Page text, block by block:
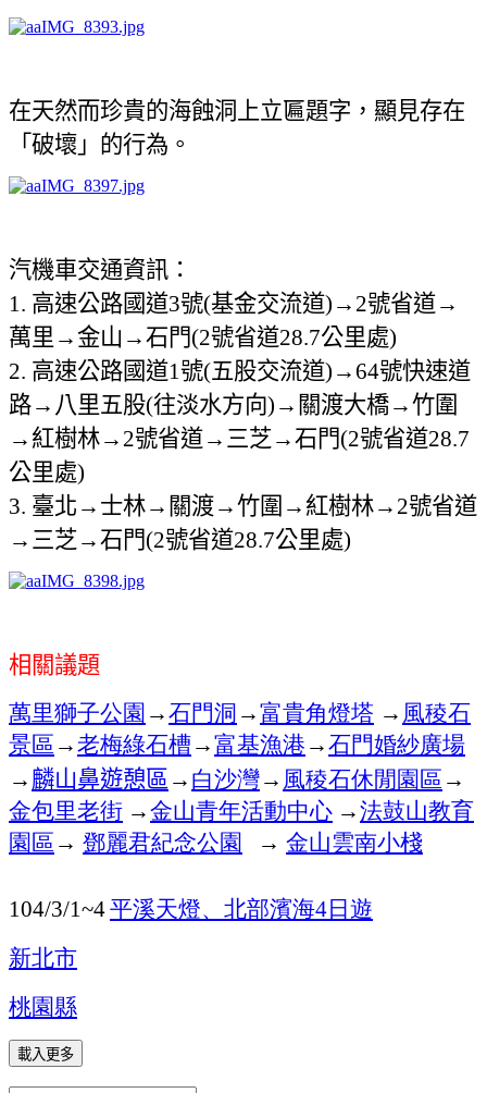
在天然而珍貴的海蝕洞上立匾題字，顯見存在
「 破壞」的行為。
汽機車交通資訊：
1. 高速公路國道3號(基金交流道)→2號省道→
萬里 →金山 →石門(2號省道28.7公里處)
2. 高速公路國道1號(五股交流道)→64號快速道
路→ 八里五股(往淡水方向)→ 關渡大橋→竹圍
→ 紅樹林→2號省道→ 三芝→石門(2號省道28.7
公里處)
3. 臺北 → 士林→ 關渡→竹圍 → 紅樹林→2號省道
→ 三芝→石門(2號省道28.7公里處)
相關議題
萬里獅子公園 →石門洞 →富貴角燈塔 → 風稜石
景區 →老梅綠石槽→富基漁港 →石門婚紗廣場
→ 麟山鼻遊憩區 → 白沙灣→ 風稜石休閒園區 →
金包里老街 →金山青年活動中心 →法鼓山教育
園區 → 鄧麗君紀念公園 → 金山雲南小棧
104/3/1~4平溪天燈、北部濱海4日遊
新北市
桃園縣
載入更多